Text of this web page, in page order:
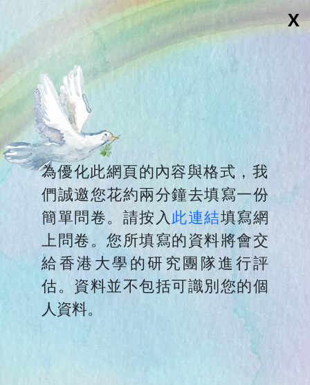
X
為優化此網頁的內容與格式，我
們誠邀您花約兩分鐘去填寫一份
簡單問卷。請按入此連結填寫網
上問卷。您所填寫的資料將會交
給香港大學的研究團隊進行評
估。資料並不包括可識別您的個
人資料。
服務內容